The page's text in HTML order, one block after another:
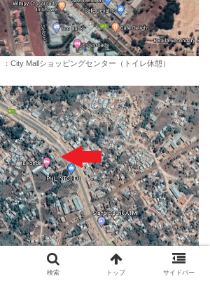
City Mallショッピングセンター（トイレ休憩）
検索 トップ サイドバー